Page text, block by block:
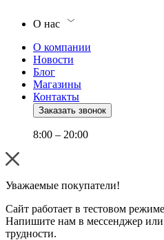
О нас
О компании
Новости
Блог
Магазины
Контакты
Заказать звонок
8:00 – 20:00
Уважаемые покупатели!
Сайт работает в тестовом
Напишите нам в мессенджер или
трудности.